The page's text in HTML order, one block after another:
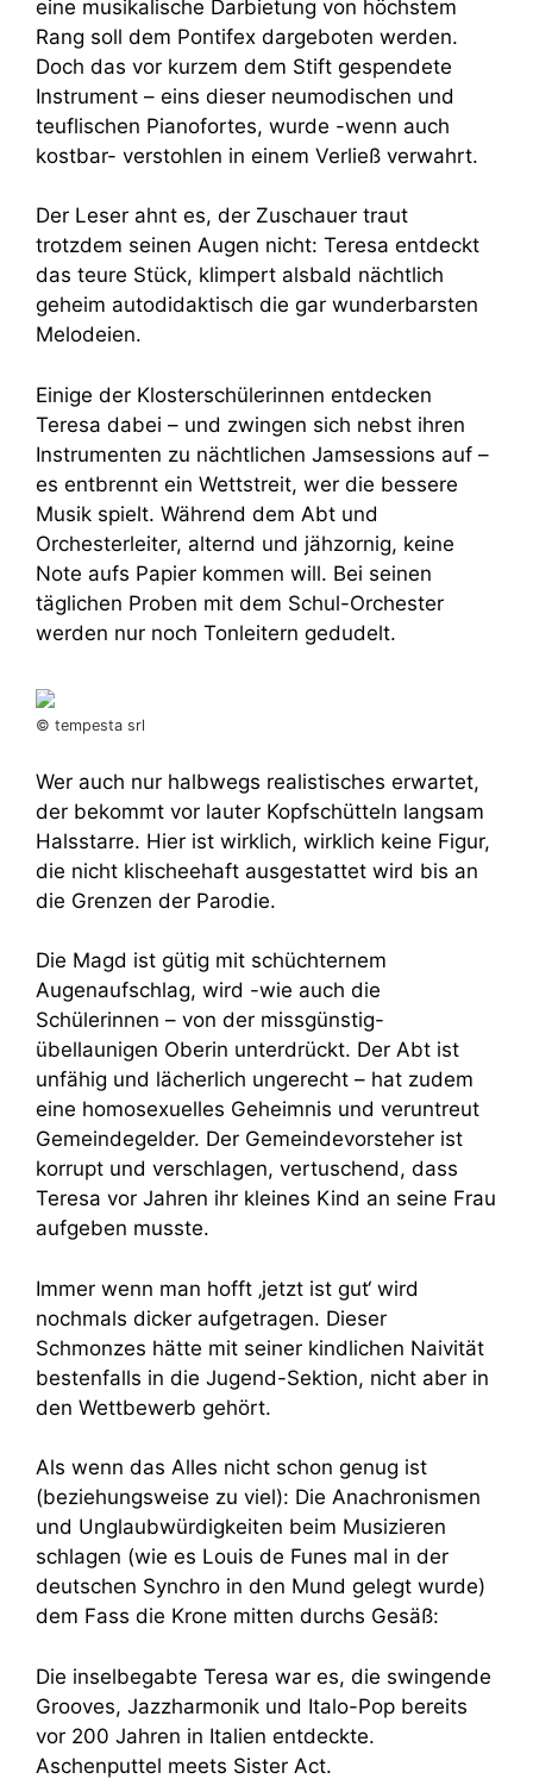
eine musikalische Darbietung von höchstem
Rang soll dem Pontifex dargeboten werden.
Doch das vor kurzem dem Stift gespendete
Instrument – eins dieser neumodischen und
teuflischen Pianofortes, wurde -wenn auch
kostbar- verstohlen in einem Verließ verwahrt.
Der Leser ahnt es, der Zuschauer traut
trotzdem seinen Augen nicht: Teresa entdeckt
das teure Stück, klimpert alsbald nächtlich
geheim autodidaktisch die gar wunderbarsten
Melodeien.
Einige der Klosterschülerinnen entdecken
Teresa dabei – und zwingen sich nebst ihren
Instrumenten zu nächtlichen Jamsessions auf –
es entbrennt ein Wettstreit, wer die bessere
Musik spielt. Während dem Abt und
Orchesterleiter, alternd und jähzornig, keine
Note aufs Papier kommen will. Bei seinen
täglichen Proben mit dem Schul-Orchester
werden nur noch Tonleitern gedudelt.
© tempesta srl
Wer auch nur halbwegs realistisches erwartet,
der bekommt vor lauter Kopfschütteln langsam
Halsstarre. Hier ist wirklich, wirklich keine Figur,
die nicht klischeehaft ausgestattet wird bis an
die Grenzen der Parodie.
Die Magd ist gütig mit schüchternem
Augenaufschlag, wird -wie auch die
Schülerinnen – von der missgünstig-
übellaunigen Oberin unterdrückt. Der Abt ist
unfähig und lächerlich ungerecht – hat zudem
eine homosexuelles Geheimnis und veruntreut
Gemeindegelder. Der Gemeindevorsteher ist
korrupt und verschlagen, vertuschend, dass
Teresa vor Jahren ihr kleines Kind an seine Frau
aufgeben musste.
Immer wenn man hofft ‚jetzt ist gut‘ wird
nochmals dicker aufgetragen. Dieser
Schmonzes hätte mit seiner kindlichen Naivität
bestenfalls in die Jugend-Sektion, nicht aber in
den Wettbewerb gehört.
Als wenn das Alles nicht schon genug ist
(beziehungsweise zu viel): Die Anachronismen
und Unglaubwürdigkeiten beim Musizieren
schlagen (wie es Louis de Funes mal in der
deutschen Synchro in den Mund gelegt wurde)
dem Fass die Krone mitten durchs Gesäß:
Die inselbegabte Teresa war es, die swingende
Grooves, Jazzharmonik und Italo-Pop bereits
vor 200 Jahren in Italien entdeckte.
Aschenputtel meets Sister Act.